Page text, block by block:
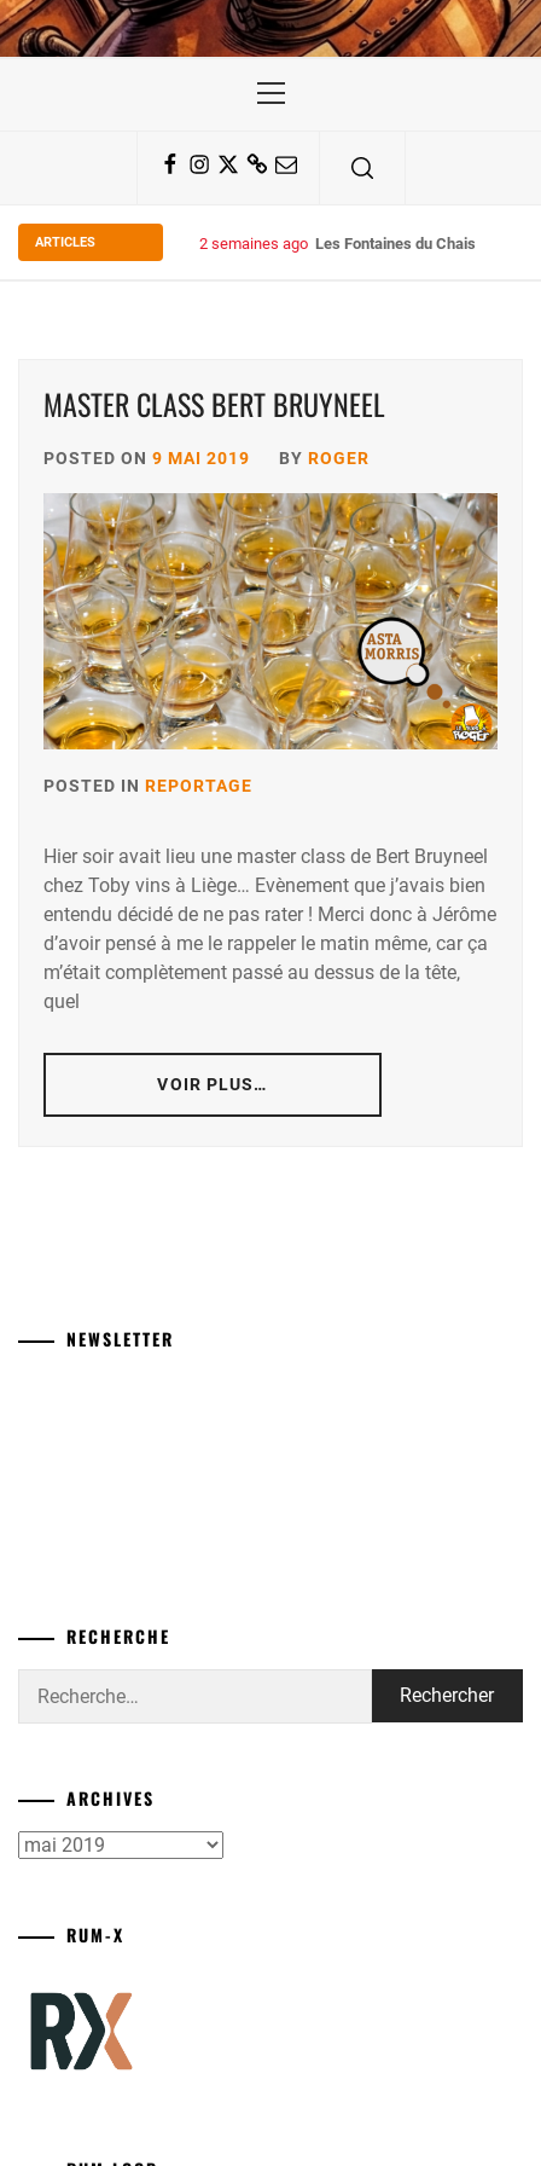
Menu
Facebook
Instagram
TwitterSubstack
Email
ARTICLES 2 semaines ago Les Fontaines du Chais 27
MASTER CLASS BERT BRUYNEEL
POSTED ON 9 MAI 2019 BY ROGER
POSTED IN REPORTAGE
Hier soir avait lieu une master class de Bert Bruyneel
chez Toby vins à Liège… Evènement que j’avais bien
entendu décidé de ne pas rater ! Merci donc à Jérôme
d’avoir pensé à me le rappeler le matin même, car ça
m’était complètement passé au dessus de la tête,
quel
VOIR PLUS…
NEWSLETTER
RECHERCHE
ARCHIVES
Archives
RUM-X